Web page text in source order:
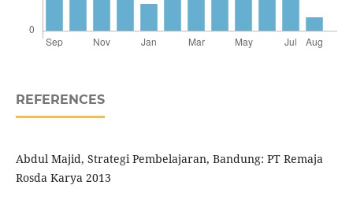
REFERENCES
Abdul Majid, Strategi Pembelajaran, Bandung: PT Remaja
Rosda Karya 2013